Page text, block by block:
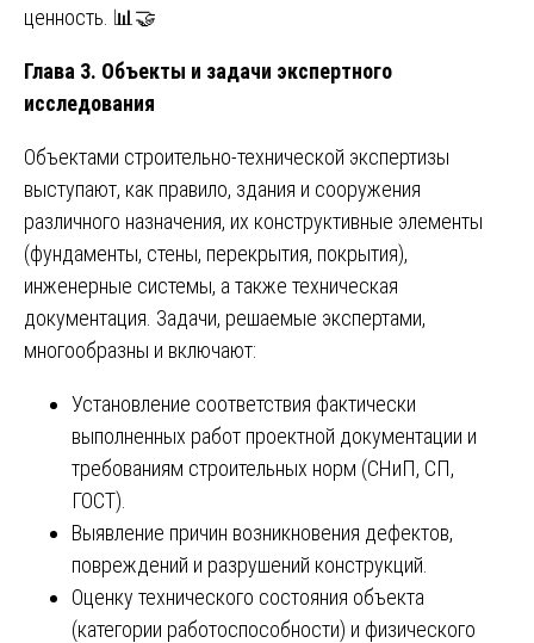
ценность. 📊🤝
Глава 3. Объекты и задачи экспертного
исследования
Объектами строительно-технической экспертизы
выступают, как правило, здания и сооружения
различного назначения, их конструктивные элементы
(фундаменты, стены, перекрытия, покрытия),
инженерные системы, а также техническая
документация. Задачи, решаемые экспертами,
многообразны и включают:
Установление соответствия фактически
выполненных работ проектной документации и
требованиям строительных норм (СНиП, СП,
ГОСТ).
Выявление причин возникновения дефектов,
повреждений и разрушений конструкций.
Оценку технического состояния объекта
(категории работоспособности) и физического